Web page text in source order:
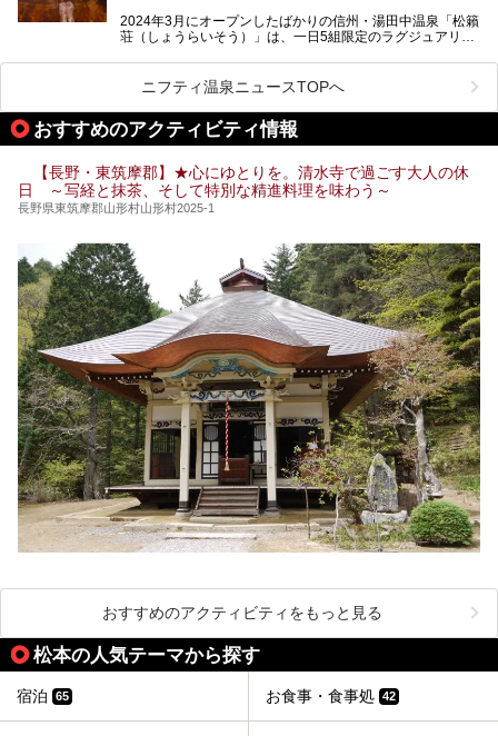
クセス方法も順に紹介します。
2024年3月にオープンしたばかりの信州・湯田中温泉「松籟
荘（しょうらいそう）」は、一日5組限定のラグジュアリー
ライベートに楽しめる非日常感が味わえます。また宿泊者は
道向かいの「よろづや」の大浴場「桃山風呂」や共同浴場の
「湯田中大湯」も利用ができます。
極上のお湯に浸り上質なお料理に舌鼓、特別な日に泊まりた
い湯田中温泉「松籟荘」を、実際に宿泊した目線で紹介しま
ニフティ温泉ニュースTOPへ
おすすめのアクティビティ情報
【長野・東筑摩郡】★心にゆとりを。清水寺で過ごす大人の休
日 ～写経と抹茶、そして特別な精進料理を味わう～
長野県東筑摩郡山形村山形村2025-1
おすすめのアクティビティをもっと見る
松本の人気テーマから探す
宿泊 65 お食事・食事処 42